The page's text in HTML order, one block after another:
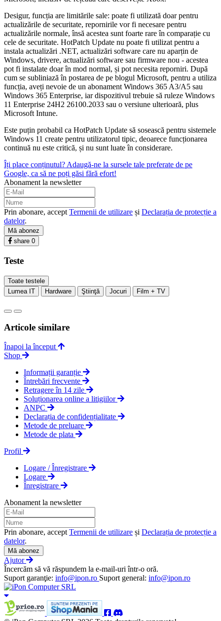
Desigur, funcția are limitările sale: poate fi utilizată doar pentru
actualizările de securitate, repornirile vor fi necesare pentru
actualizările normale, însă acestea sunt foarte rare în comparație cu
cele de securitate. HotPatch Update nu poate fi utilizat pentru a
instala actualizări .NET, actualizări software care nu aparțin de
Windows, drivere, actualizări software sau firmware nou - acestea
pot fi instalate doar în mod normal, și pot necesita reporniri. După
cum se subliniază în postarea de pe blogul Microsoft, pentru a utiliza
funcția, aveți nevoie de un abonament Windows 365 A3/A5 sau
Windows 365 Enterprise, iar dispozitivul trebuie să ruleze Windows
11 Enterprise 24H2 26100.2033 sau o versiune ulterioară, plus
Microsoft Intune.
Este puțin probabil ca HotPatch Update să sosească pentru sistemele
Windows 11 create pentru utilizatorul tipic, deoarece funcționarea
continuă nu este critică, și nu sunt luate în considerare.
Îți place conținutul? Adaugă-ne la sursele tale preferate de pe
Google, ca să ne poți găsi fără efort!
Abonament la newsletter
Prin abonare, accept Termenii de utilizare și Declarația de protecție a
datelor.
Mă abonez
share 0
Teste
Toate testele
Lumea IT
Hardware Ştiinţă Jocuri Film + TV
Articole similare
Înapoi la început
Shop
Informații garanție
Întrebări frecvente
Retragere în 14 zile
Soluționarea online a litigiilor
ANPC
Declarația de confidențialitate
Metode de preluare
Metode de plata
Profil
Logare / Înregistrare
Logare
Înregistrare
Abonament la newsletter
Prin abonare, accept Termenii de utilizare și Declarația de protecție a
datelor.
Mă abonez
Ajutor
Încercăm să vă răspundem la e-mail-uri într-o oră.
Suport garanţie: info@ipon.ro Suport general: info@ipon.ro